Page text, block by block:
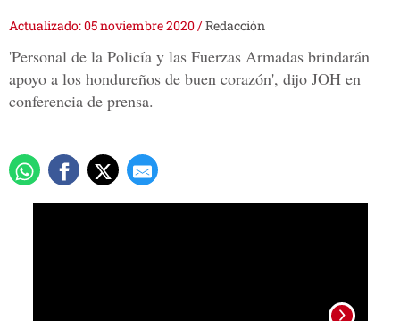
Actualizado: 05 noviembre 2020/Redacción
'Personal de la Policía y las Fuerzas Armadas brindarán
apoyo a los hondureños de buen corazón', dijo JOH en
conferencia de prensa.